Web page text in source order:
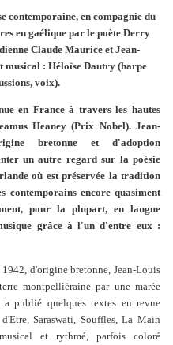
contemporaine, en compagnie du
en gaélique par le poète Derry
Claude Maurice et Jean-
musical : Héloïse Dautry (harpe
voix).
en France à travers les hautes
Heaney (Prix Nobel). Jean-
bretonne et d'adoption
un autre regard sur la poésie
où est préservée la tradition
contemporains encore quasiment
pour la plupart, en langue
grâce à l'un d'entre eux :
1942, d'origine bretonne, Jean-Louis
montpelliéraine par une marée
publié quelques textes en revue
Saraswati, Souffles, La Main
et rythmé, parfois coloré